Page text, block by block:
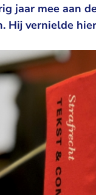
jaar mee aan
Hij vernielde